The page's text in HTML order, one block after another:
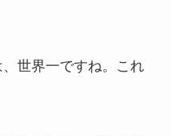
世界一ですね。これ